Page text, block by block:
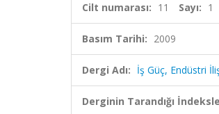
Cilt numarası: 11 Sayı: 1
Basım Tarihi: 2009
Dergi Adı: İş Güç, Endüstri
Derginin Tarandığı